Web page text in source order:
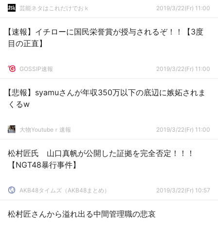
芸能ネタはこれだけでおｋ 2019/3/22(Fr) 11:00
【速報】イチローに国民栄誉賞が授与されるぞ！！【3度
目の正直】
GOSSIP速報 2019/3/22(Fr) 11:00
【悲報】syamuさんが年収350万以下の底辺に嫉妬されま
くるw
大物Youtubeｒ速報 2019/3/22(Fr) 11:00
松村匠氏 山口真帆が公開した証拠を完全否定！！！
【NGT48暴行事件】
AKB48タイムズ（AKB48まとめ） 2019/3/22(Fr) 10:57
松村匠さんから溢れ出る中間管理職の悲哀